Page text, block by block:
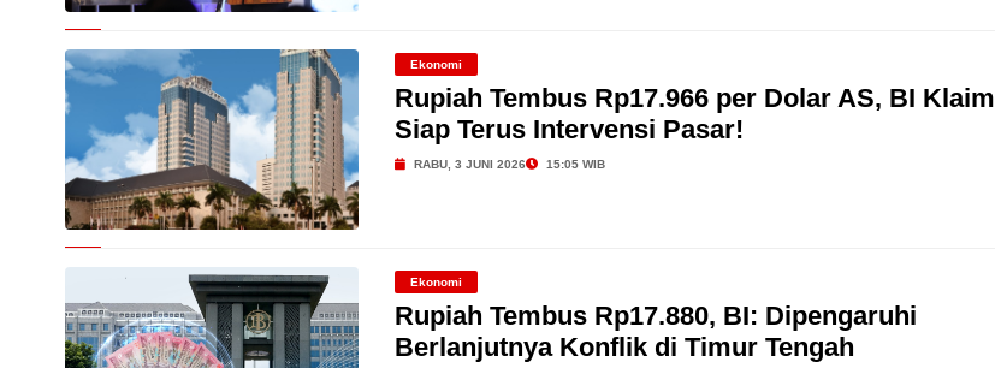
Ekonomi
Rupiah Tembus Rp17.966 per Dolar AS, BI Klaim
Siap Terus Intervensi Pasar!
RABU, 3 JUNI 2026 15:05 WIB
Ekonomi
Rupiah Tembus Rp17.880, BI: Dipengaruhi
Berlanjutnya Konflik di Timur Tengah